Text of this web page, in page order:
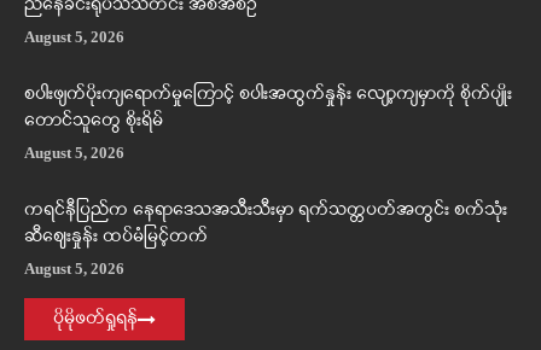
ညနေခင်းရုပ်သံသတင်း အစီအစဉ်
August 5, 2026
စပါးဖျက်ပိုးကျရောက်မှုကြောင့် စပါးအထွက်နှုန်း လျော့ကျမှာကို စိုက်ပျိုး
တောင်သူတွေ စိုးရိမ်
August 5, 2026
ကရင်နီပြည်က နေရာဒေသအသီးသီးမှာ ရက်သတ္တပတ်အတွင်း စက်သုံး
ဆီဈေးနှုန်း ထပ်မံမြင့်တက်
August 5, 2026
ပိုမိုဖတ်ရှုရန်